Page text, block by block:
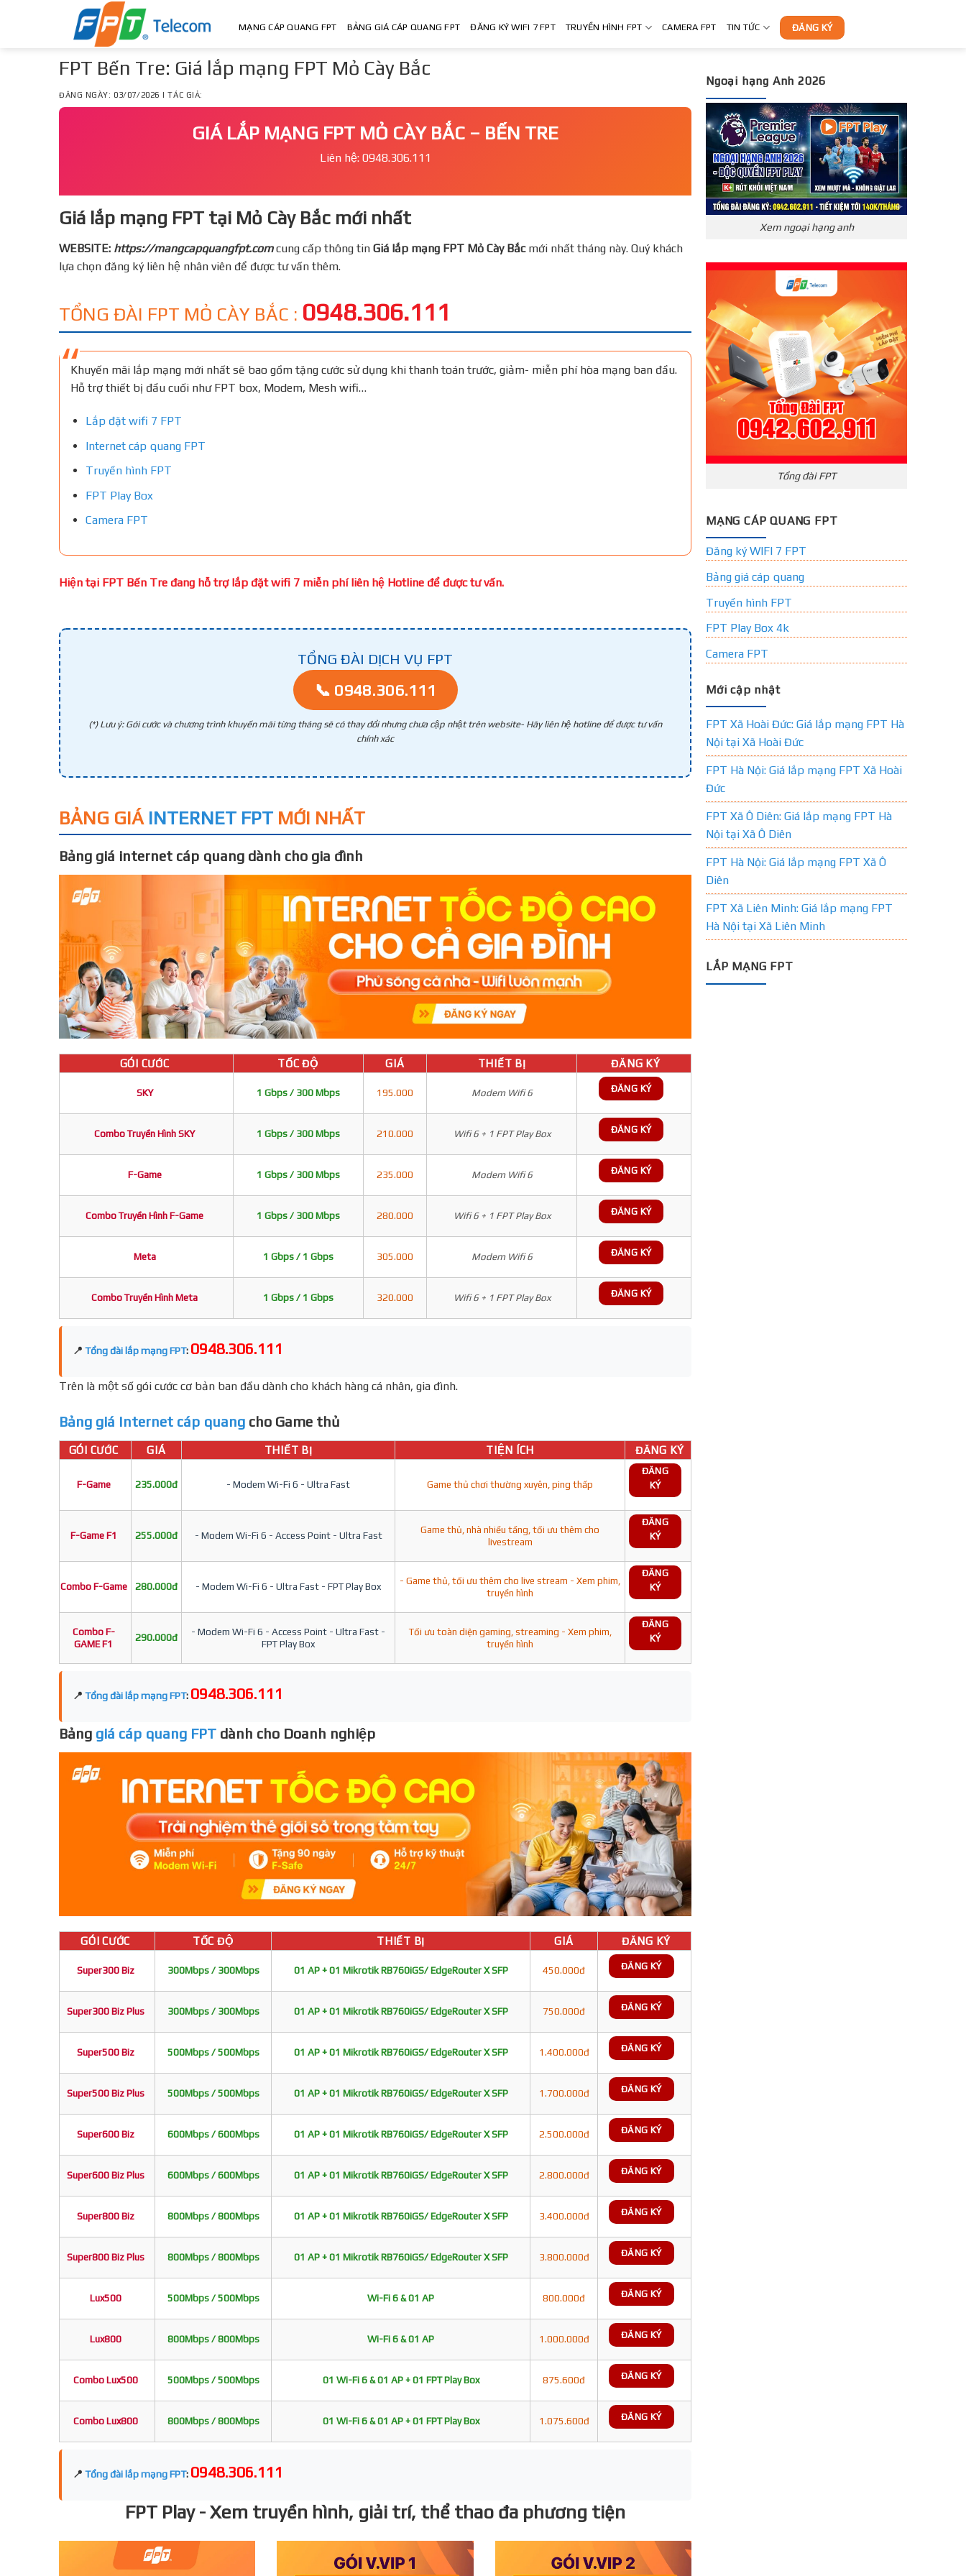
MẠNG CÁP QUANG FPT BẢNG GIÁ CÁP QUANG FPT ĐĂNG KÝ WIFI 7 FPT TRUYỀN HÌNH FPT CAMERA FPT TIN TỨC ĐĂNG KÝ
FPT Bến Tre: Giá lắp mạng FPT Mỏ Cày Bắc
ĐĂNG NGÀY: 03/07/2026 | TÁC GIẢ:
GIÁ LẮP MẠNG FPT MỎ CÀY BẮC – BẾN TRE
Liên hệ: 0948.306.111
Giá lắp mạng FPT tại Mỏ Cày Bắc mới nhất
WEBSITE: https://mangcapquangfpt.comcung cấp thông tin Giá lắp mạng FPT Mỏ Cày Bắcmới nhất tháng này. Quý khách
lựa chọn đăng ký liên hệ nhân viên để được tư vấn thêm.
TỔNG ĐÀI FPT MỎ CÀY BẮC : 0948.306.111
Khuyến mãi lắp mạng mới nhất sẽ bao gồm tặng cước sử dụng khi thanh toán trước, giảm- miễn phí hòa mạng ban đầu.
Hỗ trợ thiết bị đầu cuối như FPT box, Modem, Mesh wifi…
Lắp đặt wifi 7 FPT
Internet cáp quang FPT
Truyền hình FPT
FPT Play Box
Camera FPT
Hiện tại FPT Bến Tre đang hỗ trợ lắp đặt wifi 7 miễn phí liên hệ Hotline để được tư vấn.
TỔNG ĐÀI DỊCH VỤ FPT
📞 0948.306.111
(*) Lưu ý: Gói cước và chương trình khuyến mãi từng tháng sẽ có thay đổi nhưng chưa cập nhật trên website- Hãy liên hệ hotline để được tư vấn
chính xác
BẢNG GIÁ INTERNET FPT MỚI NHẤT
Bảng giá internet cáp quang dành cho gia đình
GÓI CƯỚC TỐC ĐỘ GIÁ THIẾT BỊ ĐĂNG KÝ
SKY 1 Gbps / 300 Mbps 195.000 Modem Wifi 6 ĐĂNG KÝ
Combo Truyền Hình SKY 1 Gbps / 300 Mbps 210.000 Wifi 6 + 1 FPT Play Box ĐĂNG KÝ
F-Game 1 Gbps / 300 Mbps 235.000 Modem Wifi 6 ĐĂNG KÝ
Combo Truyền Hình F-Game 1 Gbps / 300 Mbps 280.000 Wifi 6 + 1 FPT Play Box ĐĂNG KÝ
Meta 1 Gbps / 1 Gbps 305.000 Modem Wifi 6 ĐĂNG KÝ
Combo Truyền Hình Meta 1 Gbps / 1 Gbps 320.000 Wifi 6 + 1 FPT Play Box ĐĂNG KÝ
📍 Tổng đài lắp mạng FPT: 0948.306.111
Trên là một số gói cước cơ bản ban đầu dành cho khách hàng cá nhân, gia đình.
Bảng giá Internet cáp quang cho Game thủ
GÓI CƯỚC GIÁ THIẾT BỊ TIỆN ÍCH ĐĂNG KÝ
F-Game 235.000đ - Modem Wi-Fi 6 - Ultra Fast Game thủ chơi thường xuyên, ping thấp
ĐĂNG
KÝ
F-Game F1 255.000đ - Modem Wi-Fi 6 - Access Point - Ultra Fast
Game thủ, nhà nhiều tầng, tối ưu thêm cho
livestream
ĐĂNG
KÝ
Combo F-Game 280.000đ - Modem Wi-Fi 6 - Ultra Fast - FPT Play Box
- Game thủ, tối ưu thêm cho live stream - Xem phim,
truyền hình
ĐĂNG
KÝ
Combo F-
GAME F1
290.000đ
- Modem Wi-Fi 6 - Access Point - Ultra Fast -
FPT Play Box
Tối ưu toàn diện gaming, streaming - Xem phim,
truyền hình
ĐĂNG
KÝ
📍 Tổng đài lắp mạng FPT: 0948.306.111
Bảng giá cáp quang FPT dành cho Doanh nghiệp
GÓI CƯỚC TỐC ĐỘ THIẾT BỊ GIÁ ĐĂNG KÝ
Super300 Biz 300Mbps / 300Mbps 01 AP + 01 Mikrotik RB760iGS/ EdgeRouter X SFP 450.000đ ĐĂNG KÝ
Super300 Biz Plus 300Mbps / 300Mbps 01 AP + 01 Mikrotik RB760iGS/ EdgeRouter X SFP 750.000đ ĐĂNG KÝ
Super500 Biz 500Mbps / 500Mbps 01 AP + 01 Mikrotik RB760iGS/ EdgeRouter X SFP 1.400.000đ ĐĂNG KÝ
Super500 Biz Plus 500Mbps / 500Mbps 01 AP + 01 Mikrotik RB760iGS/ EdgeRouter X SFP 1.700.000đ ĐĂNG KÝ
Super600 Biz 600Mbps / 600Mbps 01 AP + 01 Mikrotik RB760iGS/ EdgeRouter X SFP 2.500.000đ ĐĂNG KÝ
Super600 Biz Plus 600Mbps / 600Mbps 01 AP + 01 Mikrotik RB760iGS/ EdgeRouter X SFP 2.800.000đ ĐĂNG KÝ
Super800 Biz 800Mbps / 800Mbps 01 AP + 01 Mikrotik RB760iGS/ EdgeRouter X SFP 3.400.000đ ĐĂNG KÝ
Super800 Biz Plus 800Mbps / 800Mbps 01 AP + 01 Mikrotik RB760iGS/ EdgeRouter X SFP 3.800.000đ ĐĂNG KÝ
Lux500 500Mbps / 500Mbps Wi-Fi 6 & 01 AP 800.000đ ĐĂNG KÝ
Lux800 800Mbps / 800Mbps Wi-Fi 6 & 01 AP 1.000.000đ ĐĂNG KÝ
Combo Lux500 500Mbps / 500Mbps 01 Wi-Fi 6 & 01 AP + 01 FPT Play Box 875.600đ ĐĂNG KÝ
Combo Lux800 800Mbps / 800Mbps 01 Wi-Fi 6 & 01 AP + 01 FPT Play Box 1.075.600đ ĐĂNG KÝ
📍 Tổng đài lắp mạng FPT: 0948.306.111
FPT Play - Xem truyền hình, giải trí, thể thao đa phương tiện
Ngoại hạng Anh 2026
Xem ngoại hạng anh
Tổng đài FPT
MẠNG CÁP QUANG FPT
Đăng ký WIFI 7 FPT
Bảng giá cáp quang
Truyền hình FPT
FPT Play Box 4k
Camera FPT
Mới cập nhật
FPT Xã Hoài Đức: Giá lắp mạng FPT Hà
Nội tại Xã Hoài Đức
FPT Hà Nội: Giá lắp mạng FPT Xã Hoài
Đức
FPT Xã Ô Diên: Giá lắp mạng FPT Hà
Nội tại Xã Ô Diên
FPT Hà Nội: Giá lắp mạng FPT Xã Ô
Diên
FPT Xã Liên Minh: Giá lắp mạng FPT
Hà Nội tại Xã Liên Minh
LẮP MẠNG FPT